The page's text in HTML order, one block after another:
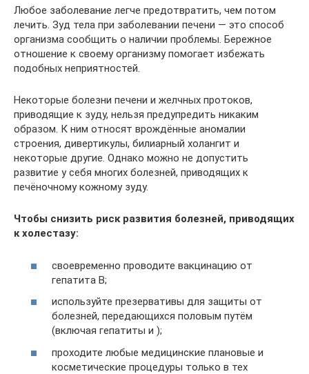
Любое заболевание легче предотвратить, чем потом
лечить. Зуд тела при заболевании печени — это способ
организма сообщить о наличии проблемы. Бережное
отношение к своему организму помогает избежать
подобных неприятностей.
Некоторые болезни печени и желчных протоков,
приводящие к зуду, нельзя предупредить никаким
образом. К ним относят врождённые аномалии
строения, дивертикулы, билиарный холангит и
некоторые другие. Однако можно не допустить
развитие у себя многих болезней, приводящих к
печёночному кожному зуду.
Чтобы снизить риск развития болезней, приводящих
к холестазу:
своевременно проводите вакцинацию от
гепатита В;
используйте презервативы для защиты от
болезней, передающихся половым путём
(включая гепатиты и );
проходите любые медицинские плановые и
косметические процедуры только в тех